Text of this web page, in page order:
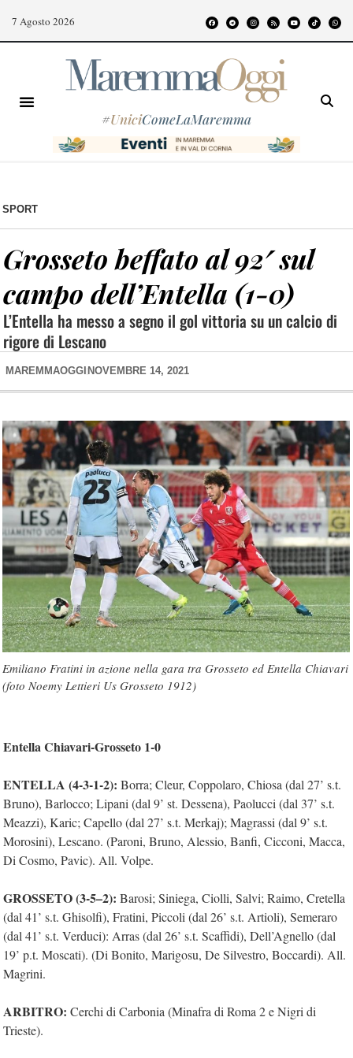
7 Agosto 2026
#UniciComeLaMaremma
SPORT
Grosseto beffato al 92′ sul
campo dell’Entella (1-0)
L’Entella ha messo a segno il gol vittoria su un calcio di
rigore di Lescano
MAREMMAOGGI NOVEMBRE 14, 2021
Emiliano Fratini in azione nella gara tra Grosseto ed Entella Chiavari
(foto Noemy Lettieri Us Grosseto 1912)
Entella Chiavari-Grosseto 1-0
ENTELLA (4-3-1-2): Borra; Cleur, Coppolaro, Chiosa (dal 27’ s.t.
Bruno), Barlocco; Lipani (dal 9’ st. Dessena), Paolucci (dal 37’ s.t.
Meazzi), Karic; Capello (dal 27’ s.t. Merkaj); Magrassi (dal 9’ s.t.
Morosini), Lescano. (Paroni, Bruno, Alessio, Banfi, Cicconi, Macca,
Di Cosmo, Pavic). All. Volpe.
GROSSETO (3-5–2): Barosi; Siniega, Ciolli, Salvi; Raimo, Cretella
(dal 41’ s.t. Ghisolfi), Fratini, Piccoli (dal 26’ s.t. Artioli), Semeraro
(dal 41’ s.t. Verduci): Arras (dal 26’ s.t. Scaffidi), Dell’Agnello (dal
19’ p.t. Moscati). (Di Bonito, Marigosu, De Silvestro, Boccardi). All.
Magrini.
ARBITRO: Cerchi di Carbonia (Minafra di Roma 2 e Nigri di
Trieste).